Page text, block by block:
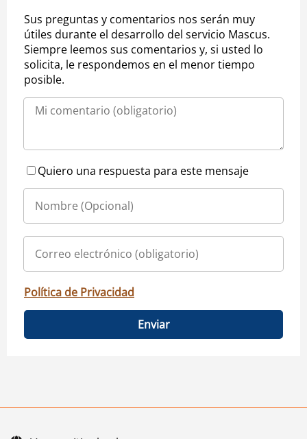
Sus preguntas y comentarios nos serán muy
útiles durante el desarrollo del servicio Mascus.
Siempre leemos sus comentarios y, si usted lo
solicita, le respondemos en el menor tiempo
posible.
Quiero una respuesta para este mensaje
Política de Privacidad
Enviar